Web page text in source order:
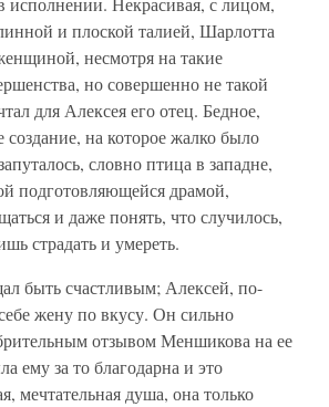
и плоской талией, Шарлотта
несмотря на такие
но совершенно не такой
для Алексея его отец. Бедное,
создание, на которое жалко было
словно птица в западне,
подготовляющейся драмой,
и даже понять, что случилось,
страдать и умереть.
быть счастливым; Алексей, по-
жену по вкусу. Он сильно
отзывом Меншикова на ее
ему за то благодарна и это
мечтательная душа, она только